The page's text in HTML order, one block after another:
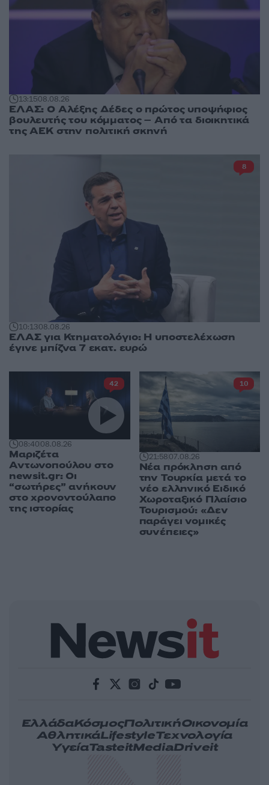
13:1508.08.26
ΕΛΑΣ: Ο Αλέξης Δέδες ο πρώτος υποψήφιος
βουλευτής του κόμματος – Από τα διοικητικά
της ΑΕΚ στην πολιτική σκηνή
10:1308.08.26
ΕΛΑΣ για Κτηματολόγιο: Η υποστελέχωση
έγινε μπίζνα 7 εκατ. ευρώ
8
08:4008.08.26
Μαριζέτα
Αντωνοπούλου στο
newsit.gr: Οι
“σωτήρες” ανήκουν
στο χρονοντούλαπο
της ιστορίας
42
21:5807.08.26
Νέα πρόκληση από
την Τουρκία μετά το
νέο ελληνικό Ειδικό
Χωροταξικό Πλαίσιο
Τουρισμού: «Δεν
παράγει νομικές
συνέπειες»
10
ΕλλάδαΚόσμοςΠολιτικήΟικονομία
ΑθλητικάLifestyleΤεχνολογία
ΥγείαTasteitMediaDriveit